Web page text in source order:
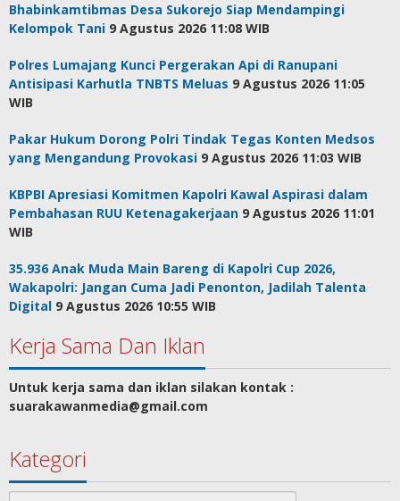
Bhabinkamtibmas Desa Sukorejo Siap Mendampingi
Kelompok Tani 9 Agustus 2026 11:08 WIB
Polres Lumajang Kunci Pergerakan Api di Ranupani
Antisipasi Karhutla TNBTS Meluas 9 Agustus 2026 11:05
WIB
Pakar Hukum Dorong Polri Tindak Tegas Konten Medsos
yang Mengandung Provokasi 9 Agustus 2026 11:03 WIB
KBPBI Apresiasi Komitmen Kapolri Kawal Aspirasi dalam
Pembahasan RUU Ketenagakerjaan 9 Agustus 2026 11:01
WIB
35.936 Anak Muda Main Bareng di Kapolri Cup 2026,
Wakapolri: Jangan Cuma Jadi Penonton, Jadilah Talenta
Digital 9 Agustus 2026 10:55 WIB
Kerja Sama Dan Iklan
Untuk kerja sama dan iklan silakan kontak :
suarakawanmedia@gmail.com
Kategori